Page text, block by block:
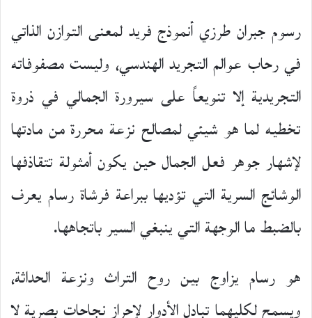
رسوم جبران طرزي أنموذج فريد لمعنى التوازن الذاتي
في رحاب عوالم التجريد الهندسي، وليست مصفوفاته
التجريدية إلا تنويعاً على سيرورة الجمالي في ذروة
تخطيه لما هو شيئي لمصالح نزعة محررة من مادتها
لإشهار جوهر فعل الجمال حين يكون أمثولة تتقاذفها
الوشائج السرية التي تؤديها ببراعة فرشاة رسام يعرف
بالضبط ما الوجهة التي ينبغي السير باتجاهها.
هو رسام يزاوج بين روح التراث ونزعة الحداثة،
ويسمح لكليهما تبادل الأدوار لإحراز نجاحات بصرية لا